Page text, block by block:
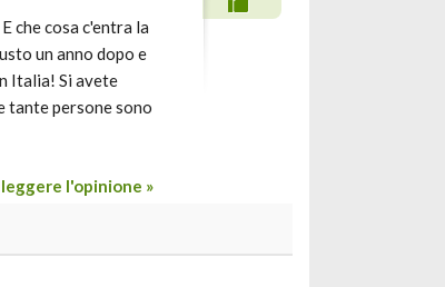
che cosa c'entra la
un anno dopo e
Italia! Si avete
tante persone sono
l'opinione »